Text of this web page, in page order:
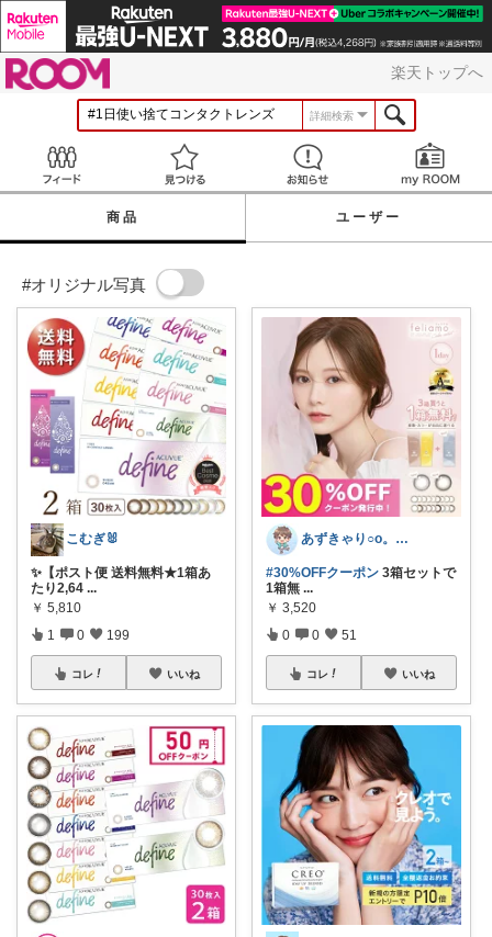
楽天トップへ
詳細検索
見つける お知らせ
商品 ユーザー
#オリジナル写真
こむぎ🐰
✨【ポスト便 送料無料★1箱あ
たり2,64 ...
￥ 5,810
1 0 199
コレ いいね
あずきゃり○o。.🐟🐠
#30%OFFクーポン 3箱セットで
1箱無 ...
￥ 3,520
0 0 51
コレ いいね